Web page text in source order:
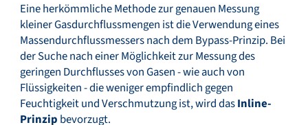
Bronkhorst
Kontakt aufnehmen
Eine herkömmliche Methode zur genauen Messung
kleiner Gasdurchflussmengen ist die Verwendung eines
Massendurchflussmessers nach dem Bypass-Prinzip. Bei
der Suche nach einer Möglichkeit zur Messung des
geringen Durchflusses von Gasen - wie auch von
Flüssigkeiten - die weniger empfindlich gegen
Feuchtigkeit und Verschmutzung ist, wird dasInline-
Prinzip bevorzugt.